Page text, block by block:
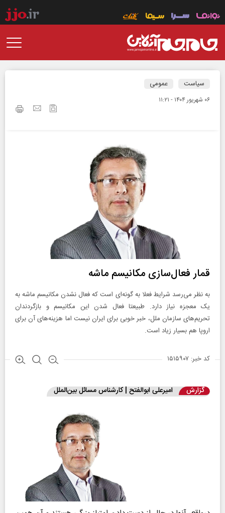
سیاست عمومی
۰۶ شهريور ۱۴۰۴ - ۱۱:۲۱
قمار فعال‌سازی مکانیسم ماشه
به نظر می‌رسد شرایط فعلا به گونه‌ای است که فعال نشدن مکانیسم ماشه به
یک معجزه نیاز دارد. طبیعتا فعال شدن این مکانیسم و بازگردندان
تحریم‌های سازمان ملل، خبر خوبی برای ایران نیست اما هزینه‌های آن برای
اروپا هم بسیار زیاد است.
کد خبر: ۱۵۱۵۹۰۷
گزارش امیرعلی ابوالفتح | کارشناس مسائل بین‌الملل